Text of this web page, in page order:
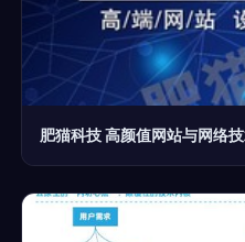
肥猫科技 高颜值网站与网络